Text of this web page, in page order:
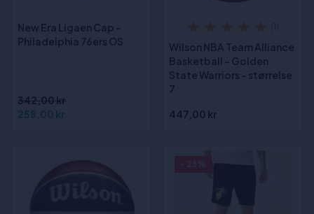
New Era Ligaen Cap -
Philadelphia 76ers OS
342,00 kr
258,00 kr
Wilson NBA Team Alliance
Basketball - Golden
State Warriors - størrelse
7
447,00 kr